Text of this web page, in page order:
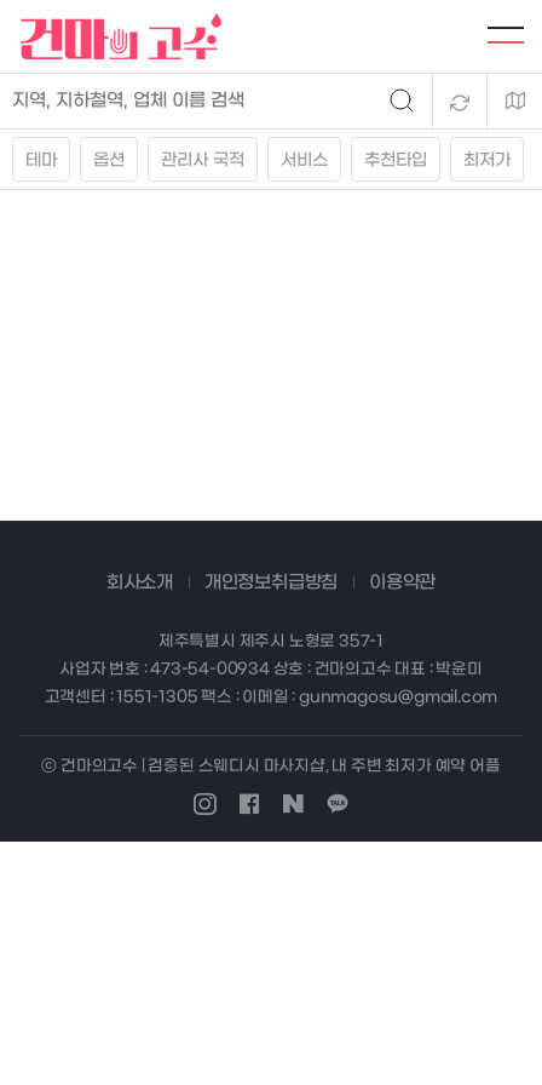
테마 옵션 관리사 국적 서비스 추천타입 최저가
회사소개 개인정보취급방침 이용약관
제주특별시 제주시 노형로 357-1
사업자 번호 : 473-54-00934 상호 : 건마의고수 대표 : 박윤미
고객센터 : 1551-1305 팩스 : 이메일 : gunmagosu@gmail.com
ⓒ 건마의고수 | 검증된 스웨디시 마사지샵, 내 주변 최저가 예약 어플